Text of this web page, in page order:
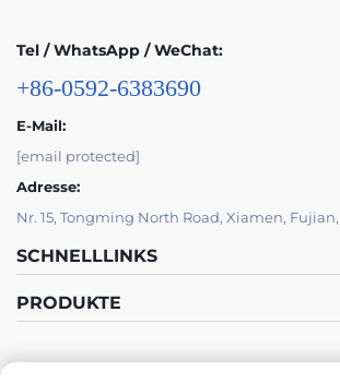
Tel / WhatsApp / WeChat:
+86-0592-6383690
E-Mail:
[email protected]
Adresse:
Nr. 15, Tongming North Road, Xiamen,
SCHNELLLINKS
PRODUKTE